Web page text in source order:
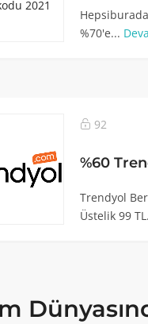
%70'e...
92
%60
Trendyol
Üstelik 99
5
3